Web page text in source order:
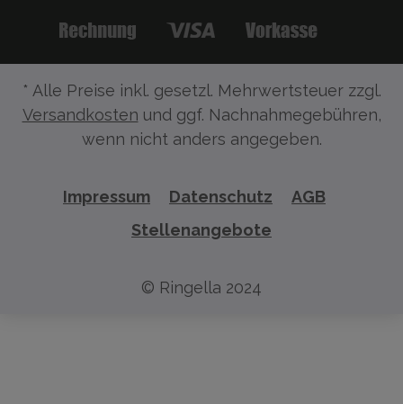
* Alle Preise inkl. gesetzl. Mehrwertsteuer zzgl.
Versandkosten und ggf. Nachnahmegebühren,
wenn nicht anders angegeben.
Impressum Datenschutz
AGB
Stellenangebote
© Ringella 2024